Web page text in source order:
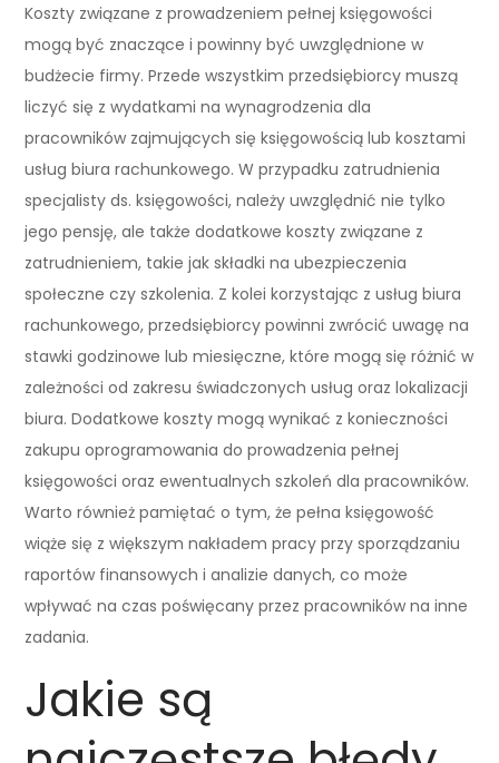
Koszty związane z prowadzeniem pełnej księgowości
mogą być znaczące i powinny być uwzględnione w
budżecie firmy. Przede wszystkim przedsiębiorcy muszą
liczyć się z wydatkami na wynagrodzenia dla
pracowników zajmujących się księgowością lub kosztami
usług biura rachunkowego. W przypadku zatrudnienia
specjalisty ds. księgowości, należy uwzględnić nie tylko
jego pensję, ale także dodatkowe koszty związane z
zatrudnieniem, takie jak składki na ubezpieczenia
społeczne czy szkolenia. Z kolei korzystając z usług biura
rachunkowego, przedsiębiorcy powinni zwrócić uwagę na
stawki godzinowe lub miesięczne, które mogą się różnić w
zależności od zakresu świadczonych usług oraz lokalizacji
biura. Dodatkowe koszty mogą wynikać z konieczności
zakupu oprogramowania do prowadzenia pełnej
księgowości oraz ewentualnych szkoleń dla pracowników.
Warto również pamiętać o tym, że pełna księgowość
wiąże się z większym nakładem pracy przy sporządzaniu
raportów finansowych i analizie danych, co może
wpływać na czas poświęcany przez pracowników na inne
zadania.
Jakie są